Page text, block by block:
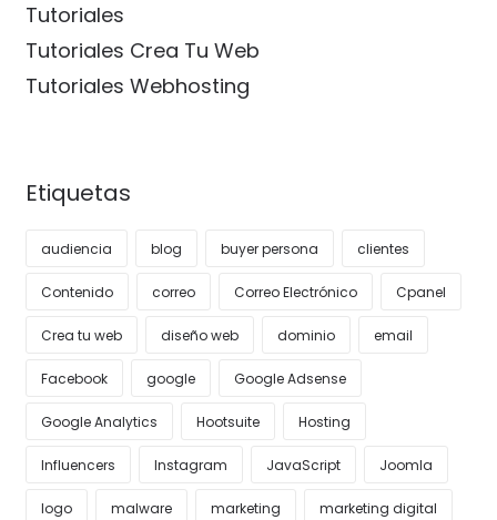
Tutoriales
Tutoriales Crea Tu Web
Tutoriales Webhosting
Etiquetas
audiencia blog buyer persona clientes
Contenido correo Correo Electrónico Cpanel
Crea tu web diseño web dominio email
Facebook google Google Adsense
Google Analytics Hootsuite Hosting
Influencers Instagram JavaScript Joomla
logo malware marketing marketing digital